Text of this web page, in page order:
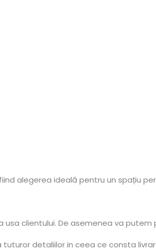
alegerea ideală pentru un spațiu
clientului. De asemenea va
detaliilor in ceea ce consta